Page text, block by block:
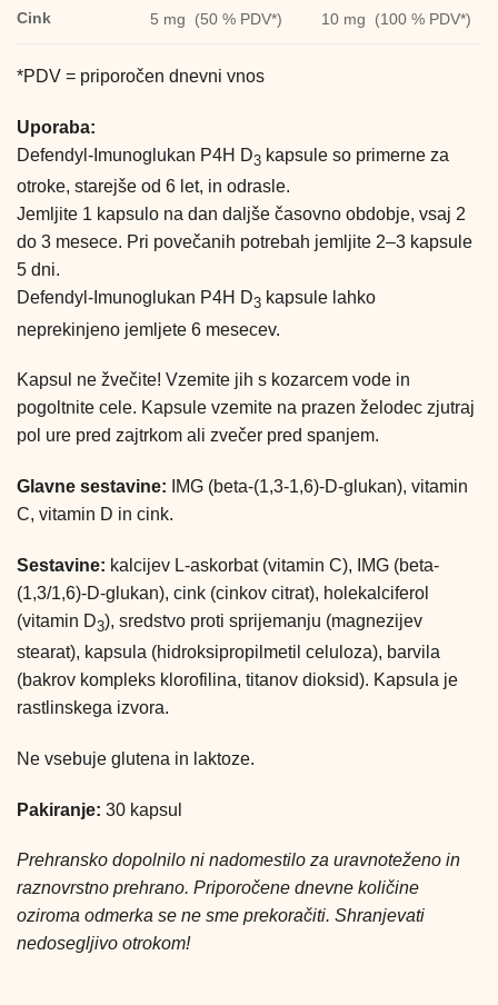
Cink 5 mg (50 % PDV*) 10 mg (100 % PDV*)
*PDV = priporočen dnevni vnos
Uporaba:
Defendyl-Imunoglukan P4H D3 kapsule so primerne za
otroke, starejše od 6 let, in odrasle.
Jemljite 1 kapsulo na dan daljše časovno obdobje, vsaj 2
do 3 mesece. Pri povečanih potrebah jemljite 2–3 kapsule
5 dni.
Defendyl-Imunoglukan P4H D3 kapsule lahko
neprekinjeno jemljete 6 mesecev.
Kapsul ne žvečite! Vzemite jih s kozarcem vode in
pogoltnite cele. Kapsule vzemite na prazen želodec zjutraj
pol ure pred zajtrkom ali zvečer pred spanjem.
Glavne sestavine:
IMG (beta-(1,3-1,6)-D-glukan), vitamin
C, vitamin D in cink.
Sestavine: kalcijev L-askorbat (vitamin C), IMG (beta-
(1,3/1,6)-D-glukan), cink (cinkov citrat), holekalciferol
(vitamin D3), sredstvo proti sprijemanju (magnezijev
stearat), kapsula (hidroksipropilmetil celuloza), barvila
(bakrov kompleks klorofilina, titanov dioksid). Kapsula je
rastlinskega izvora.
Ne vsebuje glutena in laktoze.
Pakiranje: 30 kapsul
Prehransko dopolnilo ni nadomestilo za uravnoteženo in
raznovrstno prehrano. Priporočene dnevne količine
oziroma odmerka se ne sme prekoračiti. Shranjevati
nedosegljivo otrokom!